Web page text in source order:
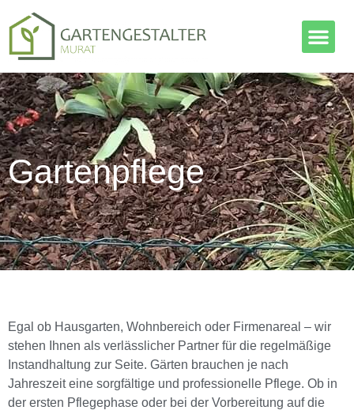
Gartenpflege
Egal ob Hausgarten, Wohnbereich oder Firmenareal – wir
stehen Ihnen als verlässlicher Partner für die regelmäßige
Instandhaltung zur Seite. Gärten brauchen je nach
Jahreszeit eine sorgfältige und professionelle Pflege. Ob in
der ersten Pflegephase oder bei der Vorbereitung auf die